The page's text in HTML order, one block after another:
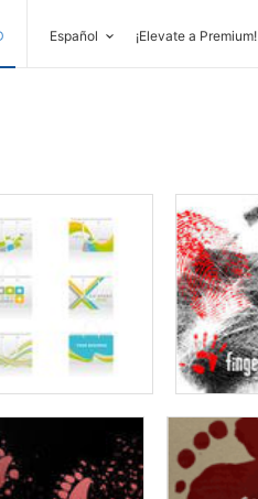
Español ¡Elevate a Premium!